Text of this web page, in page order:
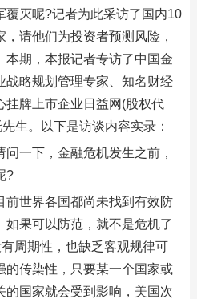
覆灭呢?记者为此采访了国内10
请他们为投资者预测风险，
本期，本报记者专访了中国金
战略规划管理专家、知名财经
挂牌上市企业日益网(股权代
生。以下是访谈内容实录：
一下，金融危机发生之前，
?
前世界各国都尚未找到有效防
果可以防范，就不是危机了
周期性，也缺乏客观规律可
的传染性，只要某一个国家或
的国家就会受到影响，美国次